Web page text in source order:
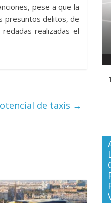
pese a que la
presuntos delitos, de
realizadas el
de taxis →